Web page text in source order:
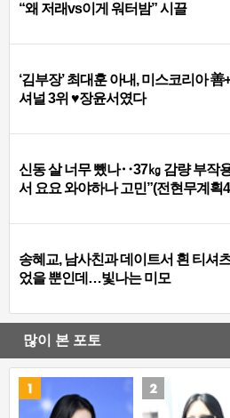
“왜 저래vs이게 워터밤” 시끌
‘김부장’ 최대훈 아내, 미스코리아 善
셔널 3위 ♥장윤서였다
신동 살 너무 뺐나‥37㎏ 감량 부작
서 요요 와야하나 고민”(전현무계획
송혜교, 남사친과 데이트서 흰 티셔
었을 뿐인데…빛나는 미모
많이 본 포토